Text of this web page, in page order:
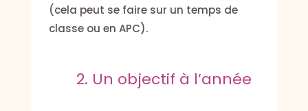
(cela peut se faire sur un temps de
classe ou en APC).
2. Un objectif à l’année